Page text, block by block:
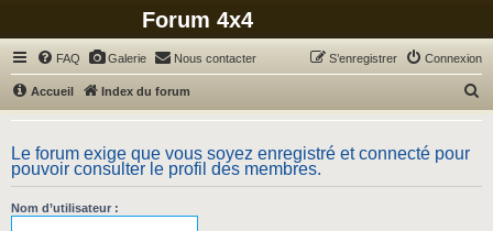
Forum 4x4
FAQ Galerie Nous contacter Connexion
S’enregistrer
Accueil Index du forum
Le forum exige que vous soyez enregistré et connecté pour
pouvoir consulter le profil des membres.
Nom d’utilisateur :